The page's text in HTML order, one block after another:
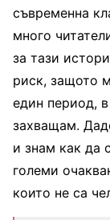
съвременна
много
за тази
риск, защото
един период,
захващам.
и знам как да
големи
които не са